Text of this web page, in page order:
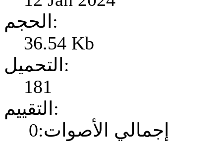
الحجم:
36.54 Kb
التحميل:
181
التقييم:
إجمالي الأصوات:0